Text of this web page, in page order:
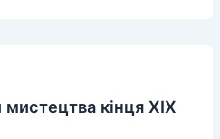
кінця XIX